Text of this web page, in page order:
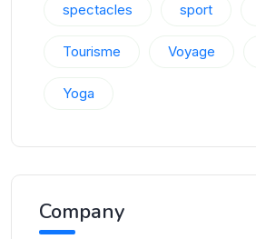
spectacles sport
Tourisme Voyage
Yoga
Company